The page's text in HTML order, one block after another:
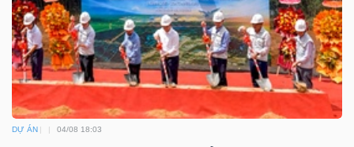
DỰ ÁN 04/08 18:03